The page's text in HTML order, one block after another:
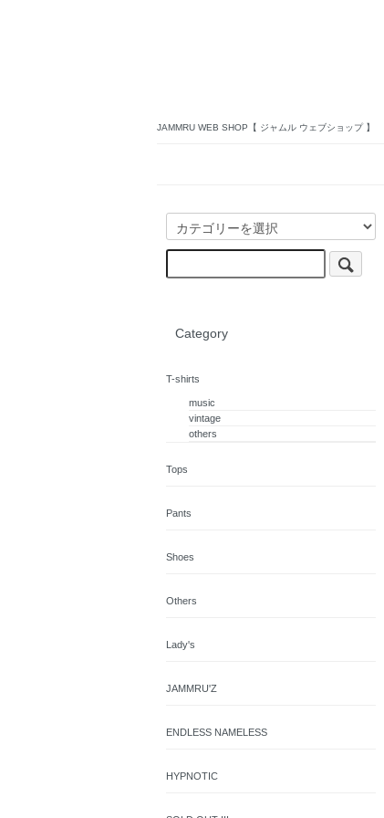
JAMMRU WEB SHOP【 ジャムル ウェブショップ 】
Category
T-shirts
music
vintage
others
Tops
Pants
Shoes
Others
Lady's
JAMMRU'Z
ENDLESS NAMELESS
HYPNOTIC